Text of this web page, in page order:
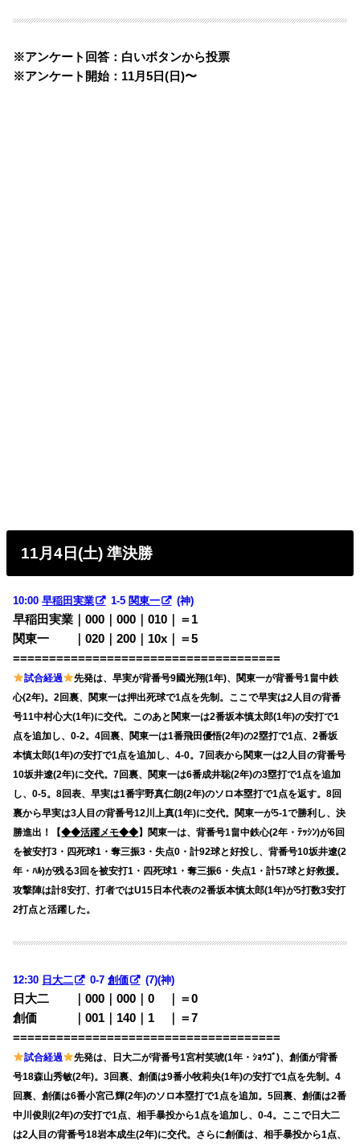
※アンケート回答：白いボタンから投票
※アンケート開始：11月5日(日)〜
11月4日(土) 準決勝
10:00早稲田実業 1-5関東一 (神)
早稲田実業｜000｜000｜010｜＝1
関東一 ｜020｜200｜10x｜＝5
=====================================
試合経過
先発は、早実が背番号9國光翔(1年)、関東一が背番号1畠中鉄
心(2年)。2回裏、関東一は押出死球で1点を先制。ここで早実は2人目の背番
号11中村心大(1年)に交代。このあと関東一は2番坂本慎太郎(1年)の安打で1
点を追加し、0-2。4回裏、関東一は1番飛田優悟(2年)の2塁打で1点、2番坂
本慎太郎(1年)の安打で1点を追加し、4-0。7回表から関東一は2人目の背番号
10坂井遼(2年)に交代。7回裏、関東一は6番成井聡(2年)の3塁打で1点を追加
し、0-5。8回表、早実は1番宇野真仁朗(2年)のソロ本塁打で1点を返す。8回
裏から早実は3人目の背番号12川上真(1年)に交代。関東一が5-1で勝利し、決
勝進出！【◆◆活躍メモ◆◆】関東一は、背番号1畠中鉄心(2年・ﾃｯｼﾝ)が6回
を被安打3・四死球1・奪三振3・失点0・計92球と好投し、背番号10坂井遼(2
年・ﾊﾙ)が残る3回を被安打1・四死球1・奪三振6・失点1・計57球と好救援。
攻撃陣は計8安打、打者ではU15日本代表の2番坂本慎太郎(1年)が5打数3安打
2打点と活躍した。
12:30 日大二 0-7創価 (7)(神)
日大二 ｜000｜000｜0
｜＝0
創価 ｜001｜140｜1
｜＝7
=====================================
試合経過
先発は、日大二が背番号1宮村笑琥(1年・ｼｮｳｺﾞ)、創価が背番
号18森山秀敏(2年)。3回裏、創価は9番小牧莉央(1年)の安打で1点を先制。4
回裏、創価は6番小宮己輝(2年)のソロ本塁打で1点を追加。5回裏、創価は2番
中川俊則(2年)の安打で1点、相手暴投から1点を追加し、0-4。ここで日大二
は2人目の背番号18岩本成生(2年)に交代。さらに創価は、相手暴投から1点、